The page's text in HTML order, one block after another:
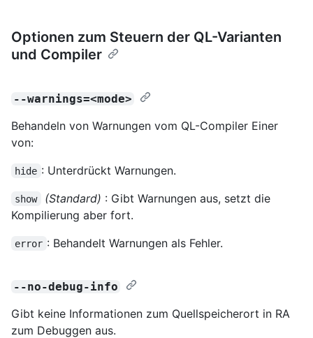
Optionen zum Steuern der QL-Varianten
und Compiler
--warnings=<mode>
Behandeln von Warnungen vom QL-Compiler Einer
von:
hide : Unterdrückt Warnungen.
show (Standard) : Gibt Warnungen aus, setzt die
Kompilierung aber fort.
error : Behandelt Warnungen als Fehler.
--no-debug-info
Gibt keine Informationen zum Quellspeicherort in RA
zum Debuggen aus.